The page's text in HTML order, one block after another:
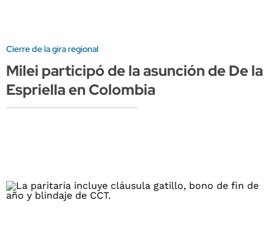
Cierre de la gira regional
Milei participó de la asunción de De la
Espriella en Colombia